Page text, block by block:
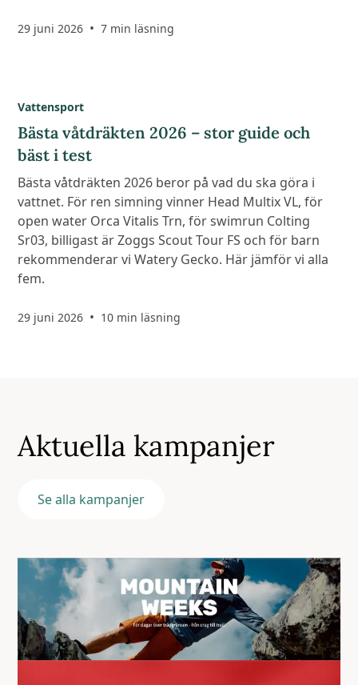
29 juni 2026 • 7 min läsning
Vattensport
Bästa våtdräkten 2026 – stor guide och
bäst i test
Bästa våtdräkten 2026 beror på vad du ska göra i
vattnet. För ren simning vinner Head Multix VL, för
open water Orca Vitalis Trn, för swimrun Colting
Sr03, billigast är Zoggs Scout Tour FS och för barn
rekommenderar vi Watery Gecko. Här jämför vi alla
fem.
29 juni 2026 • 10 min läsning
Aktuella kampanjer
Se alla kampanjer